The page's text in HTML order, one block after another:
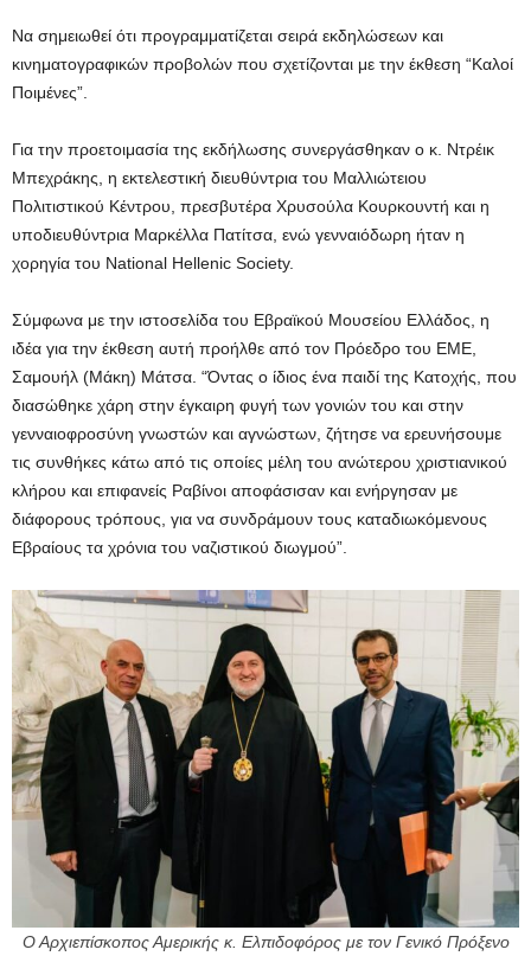
Να σημειωθεί ότι προγραμματίζεται σειρά εκδηλώσεων και
κινηματογραφικών προβολών που σχετίζονται με την έκθεση “Καλοί
Ποιμένες”.
Για την προετοιμασία της εκδήλωσης συνεργάσθηκαν ο κ. Ντρέικ
Μπεχράκης, η εκτελεστική διευθύντρια του Μαλλιώτειου
Πολιτιστικού Κέντρου, πρεσβυτέρα Χρυσούλα Κουρκουντή και η
υποδιευθύντρια Μαρκέλλα Πατίτσα, ενώ γενναιόδωρη ήταν η
χορηγία του National Hellenic Society.
Σύμφωνα με την ιστοσελίδα του Εβραϊκού Μουσείου Ελλάδος, η
ιδέα για την έκθεση αυτή προήλθε από τον Πρόεδρο του ΕΜΕ,
Σαμουήλ (Μάκη) Μάτσα. “Όντας ο ίδιος ένα παιδί της Κατοχής, που
διασώθηκε χάρη στην έγκαιρη φυγή των γονιών του και στην
γενναιοφροσύνη γνωστών και αγνώστων, ζήτησε να ερευνήσουμε
τις συνθήκες κάτω από τις οποίες μέλη του ανώτερου χριστιανικού
κλήρου και επιφανείς Ραβίνοι αποφάσισαν και ενήργησαν με
διάφορους τρόπους, για να συνδράμουν τους καταδιωκόμενους
Εβραίους τα χρόνια του ναζιστικού διωγμού”.
Ο Αρχιεπίσκοπος Αμερικής κ. Ελπιδοφόρος με τον Γενικό Πρόξενο